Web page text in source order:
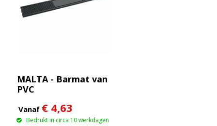
MALTA - Barmat van
PVC
Vanaf € 4,63
Bedrukt in circa 10 werkdagen